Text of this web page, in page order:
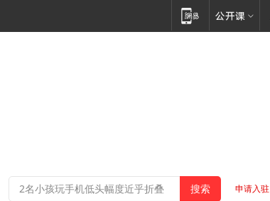
申请入驻